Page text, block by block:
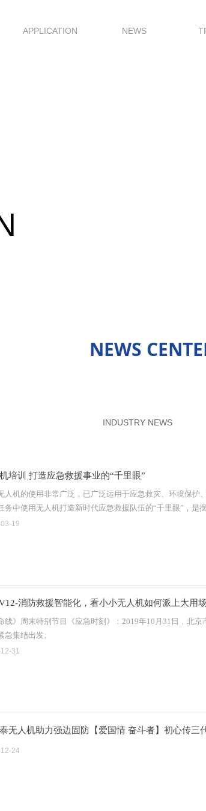
APPLICATION NEWS
NEWS
INDUSTRY NEWS
培训 打造应急救援事业的“千里眼”
人机的使用非常广泛，已广泛运用于应急救灾、环境保
务中使用无人机打造新时代应急救援队伍的“千里眼”，是
19
消防救援智能化，看小小无人机如何派上大用场
线》周末特别节目《应急时刻》：2019年10月31日，北
急集结出发。
31
无人机助力强边固防【爱国情 奋斗者】初心传三
24